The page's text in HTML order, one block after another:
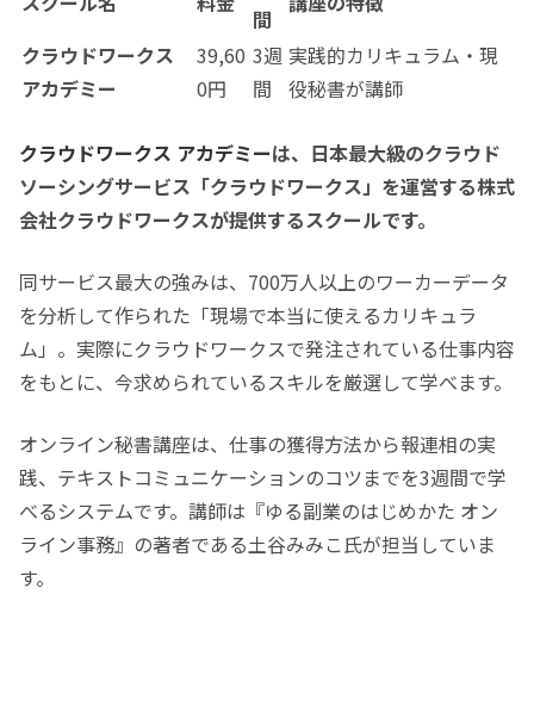
間
クラウドワークス
アカデミー
39,60
0円
3週
間
実践的カリキュラム・現
役秘書が講師
クラウドワークス アカデミーは、日本最大級のクラウド
ソーシングサービス「クラウドワークス」を運営する株式
会社クラウドワークスが提供するスクールです。
同サービス最大の強みは、700万人以上のワーカーデータ
を分析して作られた「現場で本当に使えるカリキュラ
ム」。実際にクラウドワークスで発注されている仕事内容
をもとに、今求められているスキルを厳選して学べます。
オンライン秘書講座は、仕事の獲得方法から報連相の実
践、テキストコミュニケーションのコツまでを3週間で学
べるシステムです。講師は『ゆる副業のはじめかた オン
ライン事務』の著者である土谷みみこ氏が担当していま
す。